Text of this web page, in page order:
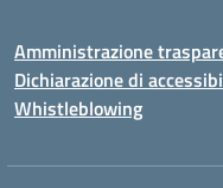
Amministrazione
Dichiarazione di
Whistleblowing